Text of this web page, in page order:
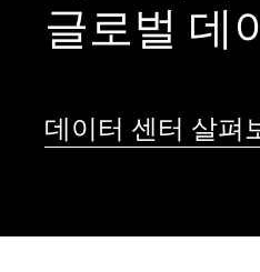
글로벌 데
데이터 센터 살펴